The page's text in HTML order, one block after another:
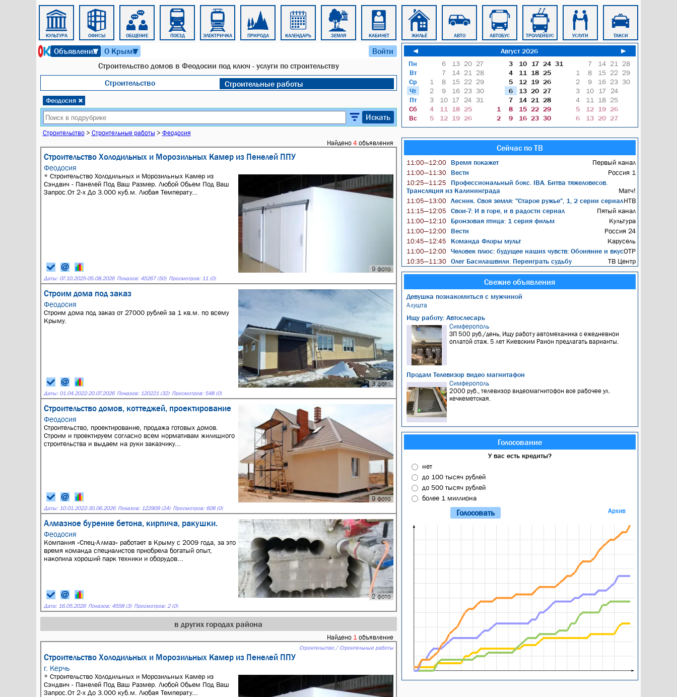
КУЛЬТУРА ОФИСЫ ОБЩЕНИЕ ПОЕЗД ЭЛЕКТРИЧКА ПРИРОДА КАЛЕНДАРЬ ЗЕМЛЯ КАБИНЕТ ЖИЛЬЁ АВТО АВТОБУС ТРОЛЛЕЙБУС УСЛУГИ ТАКСИ
Объявления
▼ О Крыме
▼ Войти
Строительство домов в Феодосии под ключ - услуги по строительству
Строительство
Строительные работы
Феодосия ✖
Искать
Строительство> Строительные работы > Феодосия
Найдено 4объявления
Строительство Холодильных и Морозильных Камер из Пенелей ППУ
Феодосия
9 фото
* Строительство Холодильных и Морозильных Камер из
Сэндвич - Панелей Под Ваш Размер. Любой Обьем Под Ваш
Запрос.От 2-х До 3.000 куб.м. Любая Температу...
Даты: 07.10.2025-05.08.2026 Показов: 45267 (50) Просмотров: 11 (0)
Строим дома под заказ
Феодосия
3 фото
Строим дома под заказ от 27000 рублей за 1 кв.м. по всему
Крыму.
Даты: 01.04.2022-20.07.2026 Показов: 120221 (32) Просмотров: 548 (0)
Стро­итель­ство до­мов, кот­теджей, про­ек­ти­рова­ние
Феодосия
9 фото
Строительство, проектирование, продажа готовых домов.
Строим и проектируем согласно всем нормативам жилищного
строительства и выдаем на руки заказчику...
Даты: 10.01.2022-30.06.2026 Показов: 122909 (24) Просмотров: 608 (0)
Алмазное бурение бетона, кирпича, ракушки.
Феодосия
2 фото
Компания «Спец-Алмаз» работает в Крыму с 2009 года, за это
время команда специалистов приобрела богатый опыт,
накопила хороший парк техники и оборудов...
Дата: 16.05.2026 Показов: 4558 (3) Просмотров: 2 (0)
в других городах района
Найдено 1объявление
Строительство / Строительные работы
Строительство Холодильных и Морозильных Камер из Пенелей ППУ
г. Керчь
* Строительство Холодильных и Морозильных Камер из
Сэндвич - Панелей Под Ваш Размер. Любой Обьем Под Ваш
Запрос.От 2-х До 3.000 куб.м. Любая Температу...
◄ Август 2026
►
Пн
Вт
Ср
Чт
Пт
Сб
Вс
6 13 20 27
7
14 21
28
1
8 15 22 29
2
9 16 23 30
3
10 17 24 31
4
11 18 25
5
12 19 26
3 10 17 24 31
4
11 18 25
5
12 19 26
6
13 20 27
7
14 21
28
1
8 15 22 29
2
9 16 23 30
7 14 21
28
1
8 15 22 29
2
9 16 23 30
3
10 17
24
4
11 18 25
5
12 19 26
6
13 20 27
Сейчас по ТВ
11:00—12:00 Время покажет Первый канал
11:00—11:30 Вести Россия 1
10:25—11:25
Профессиональный бокс. IBA. Битва тяжеловесов.
Трансляция из Калининграда
Матч!
11:05—13:00 Лесник. Своя земля: "Старое ружье", 1, 2 серии сериалНТВ
11:15—12:05 Свои-7: И в горе, и в радости сериал Пятый канал
11:00—12:10 Бронзовая птица: 1 серия фильм Культура
11:00—12:00 Вести Россия 24
10:45—12:45 Команда Флоры мульт Карусель
11:00—12:00 Человек плюс: будущее наших чувств: Обоняние и вкусОТР
10:35—11:30 Олег Басилашвили. Переиграть судьбу ТВ Центр
Свежие объявления
Девушка познакомиться с мужчиной
Алушта
Ищу работу: Автослесарь
Симферополь
ЗП 500 руб./день, Ищу работу автомеханика с ежедневнои
оплатой стаж. 5 лет Киевским Раион предлагать варианты.
Продам Телевизор видео магнитафон
Симферополь
2000 руб., телевизор видеомагнитофон все рабочее ул.
кечкеметская.
Голосование
У вас есть кредиты?
нет
до 100 тысяч рублей
до 500 тысяч рублей
более 1 миллиона
Архив